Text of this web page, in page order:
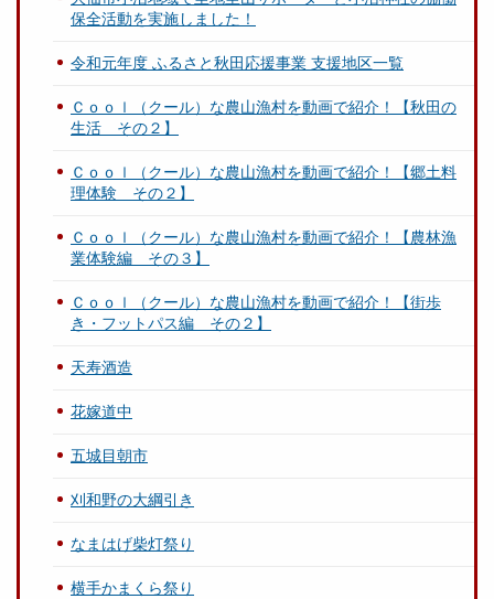
保全活動を実施しました！
令和元年度 ふるさと秋田応援事業 支援地区一覧
Ｃｏｏｌ（クール）な農山漁村を動画で紹介！【秋田の
生活 その２】
Ｃｏｏｌ（クール）な農山漁村を動画で紹介！【郷土料
理体験 その２】
Ｃｏｏｌ（クール）な農山漁村を動画で紹介！【農林漁
業体験編 その３】
Ｃｏｏｌ（クール）な農山漁村を動画で紹介！【街歩
き・フットパス編 その２】
天寿酒造
花嫁道中
五城目朝市
刈和野の大綱引き
なまはげ柴灯祭り
横手かまくら祭り